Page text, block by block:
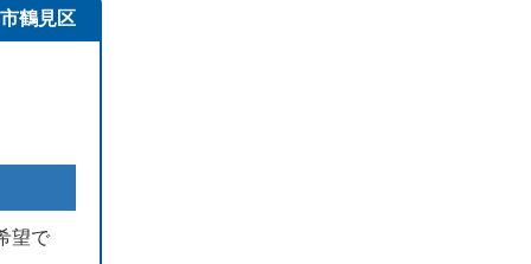
鶴見区
望で